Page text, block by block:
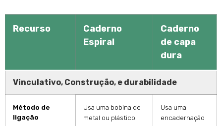
Recurso
Caderno
Espiral
Caderno
de capa
dura
Vinculativo, Construção, e durabilidade
Método de
ligação
Usa uma bobina de
metal ou plástico
Usa uma
encadernação